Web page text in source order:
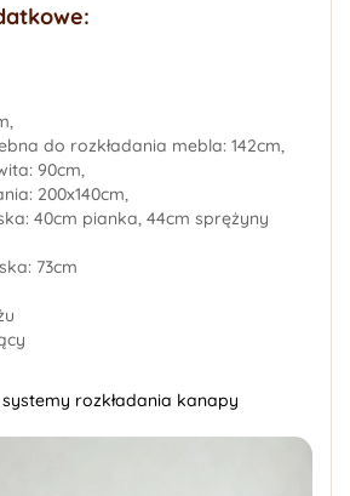
do rozkładania mebla: 142cm,
90cm,
200x140cm,
40cm pianka, 44cm sprężyny
73cm
rozkładania kanapy